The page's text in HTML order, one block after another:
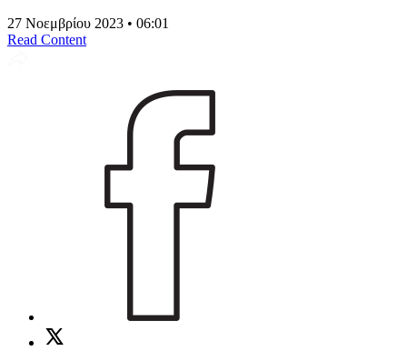
27 Νοεμβρίου 2023 • 06:01
Read Content